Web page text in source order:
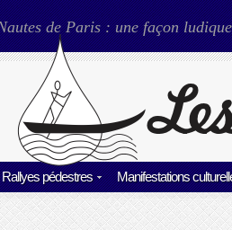
de Paris : une façon
Rallyes pédestres Manifestations